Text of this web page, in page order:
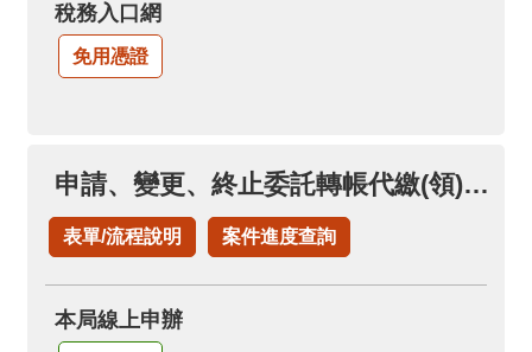
稅務入口網
免用憑證
申請、變更、終止委託轉帳代繳(領)各項稅款(限本人帳戶)
表單/流程說明 案件進度查詢
本局線上申辦